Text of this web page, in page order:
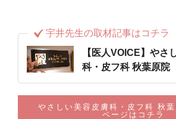
宇井先生の取材記事はコチラ
【医人VOICE】やさ
科・皮フ科 秋葉原院
やさしい美容皮膚科・皮フ科 秋
ページはコチラ